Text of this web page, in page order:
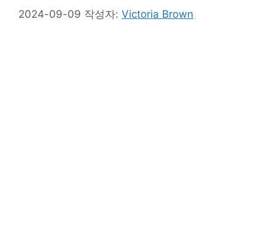
2024-09-09 작성자: Victoria Brown